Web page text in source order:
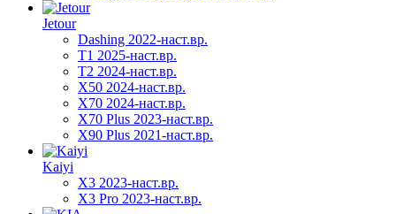
Jetour
Dashing 2022-наст.вр.
T1 2025-наст.вр.
T2 2024-наст.вр.
X50 2024-наст.вр.
X70 2024-наст.вр.
X70 Plus 2023-наст.вр.
X90 Plus 2021-наст.вр.
Kaiyi
X3 2023-наст.вр.
X3 Pro 2023-наст.вр.